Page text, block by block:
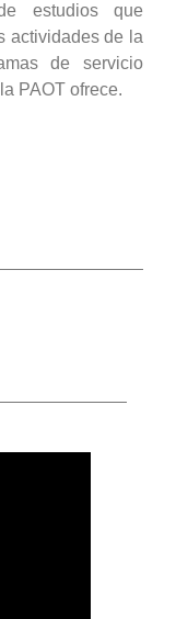
estudios que
actividades de la
de servicio
PAOT ofrece.